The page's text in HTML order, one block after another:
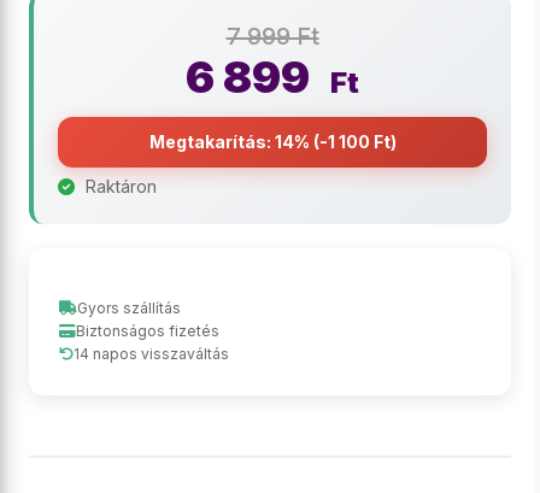
7 999 Ft
6 899 Ft
Megtakarítás: 14% (-1 100 Ft)
Raktáron
Gyors szállítás
Biztonságos fizetés
14 napos visszaváltás